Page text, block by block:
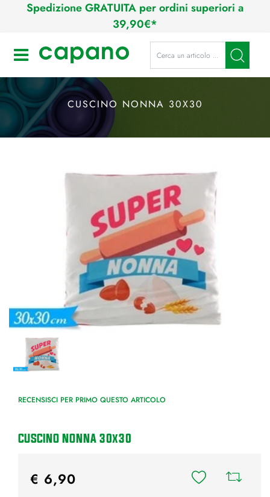
Spedizione GRATUITA per ordini superiori a
39,90€*
Open La modifica di un filtro
CUSCINO NONNA 30X30
RECENSISCI PER PRIMO QUESTO ARTICOLO
CUSCINO NONNA 30x30
€ 6,90